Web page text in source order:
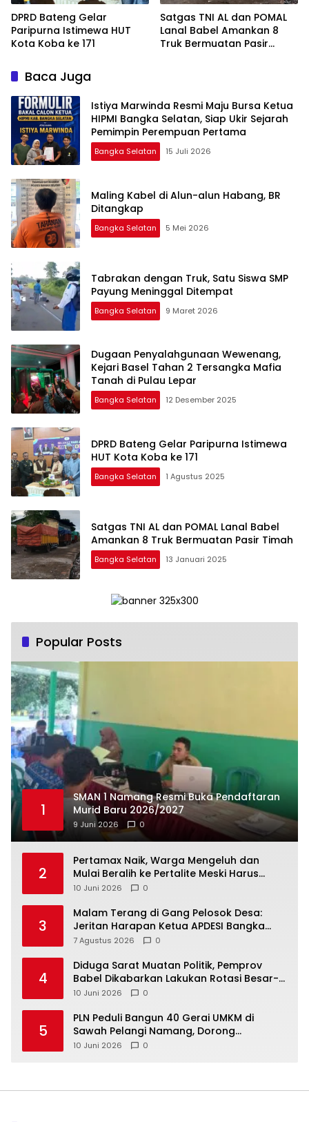
DPRD Bateng Gelar
Paripurna Istimewa HUT
Kota Koba ke 171
Satgas TNI AL dan POMAL
Lanal Babel Amankan 8
Truk Bermuatan Pasir
Baca Juga
Istiya Marwinda Resmi Maju Bursa Ketua
HIPMI Bangka Selatan, Siap Ukir Sejarah
Pemimpin Perempuan Pertama
Bangka Selatan 15 Juli 2026
Maling Kabel di Alun-alun Habang, BR
Ditangkap
Bangka Selatan 5 Mei 2026
Tabrakan dengan Truk, Satu Siswa SMP
Payung Meninggal Ditempat
Bangka Selatan 9 Maret 2026
Dugaan Penyalahgunaan Wewenang,
Kejari Basel Tahan 2 Tersangka Mafia
Tanah di Pulau Lepar
Bangka Selatan 12 Desember 2025
DPRD Bateng Gelar Paripurna Istimewa
HUT Kota Koba ke 171
Bangka Selatan 1 Agustus 2025
Satgas TNI AL dan POMAL Lanal Babel
Amankan 8 Truk Bermuatan Pasir Timah
Bangka Selatan 13 Januari 2025
Popular Posts
1
SMAN 1 Namang Resmi Buka Pendaftaran
Murid Baru 2026/2027
9 Juni 2026 0
2
‎Pertamax Naik, Warga Mengeluh dan
Mulai Beralih ke Pertalite Meski Harus
10 Juni 2026 0
3
Malam Terang di Gang Pelosok Desa:
Jeritan Harapan Ketua APDESI Bangka
Tengah untuk PLN Babel
7 Agustus 2026 0
4
‎Diduga Sarat Muatan Politik, Pemprov
Babel Dikabarkan Lakukan Rotasi Besar-
10 Juni 2026 0
5
‎PLN Peduli Bangun 40 Gerai UMKM di
Sawah Pelangi Namang, Dorong
10 Juni 2026 0